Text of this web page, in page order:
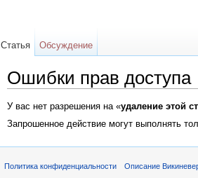
Ошибки прав доступа
У вас нет разрешения на «удаление этой
Запрошенное действие могут выполнять
Статья Обсуждение
Политика конфиденциальности Описание